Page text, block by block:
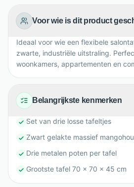
Voor wie is dit product
Ideaal voor wie een flexibele
zwarte, industriële uitstraling.
woonkamers, appartementen en
Belangrijkste kenmerken
Set van drie losse tafeltjes
Zwart gelakte massief
Drie metalen poten per tafel
Grootste tafel 70 x 70 x 45 cm